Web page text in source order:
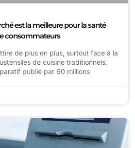
est la meilleure pour la santé
consommateurs
de plus en plus, surtout face à la
de cuisine traditionnels.
publié par 60 millions